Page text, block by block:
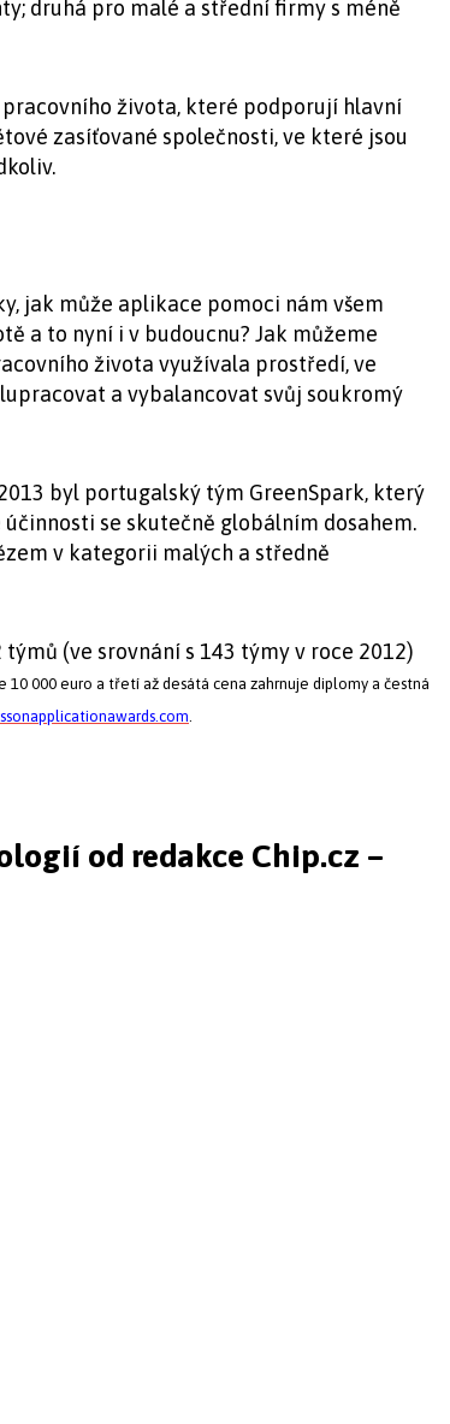
druhá pro malé a střední firmy s méně
života, které podporují hlavní
zasíťované společnosti, ve které jsou
jak může aplikace pomoci nám všem
a to nyní i v budoucnu? Jak můžeme
života využívala prostředí, ve
a vybalancovat svůj soukromý
byl portugalský tým GreenSpark, který
se skutečně globálním dosahem.
v kategorii malých a středně
(ve srovnání s 143 týmy v roce 2012)
10 000 euro a třetí až desátá cena zahrnuje diplomy a čestná
.
od redakce Chip.cz –